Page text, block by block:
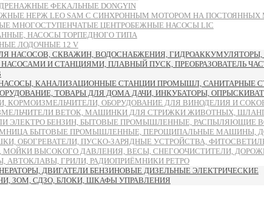
ФЕКАЛЬНЫЕ DONGYIN
НЕРЖ LEO SAM С СИНХРОННЫМ МОТОРОМ НА ПОСТОЯННЫХ
МНОГОСТУПЕНЧАТЫЕ ЦЕНТРОБЕЖНЫЕ НАСОСЫ LIC
НАСОСЫ ТОРПЕДНОГО ТИПА
ЛОДОЧНЫЕ 12 V
НАСОСОВ, СКВАЖИН, ВОДОСНАБЖЕНИЯ, ГИДРОАККУМУЛЯТОРЫ,
И СТАНЦИЯМИ, ПЛАВНЫЙ ПУСК, ПРЕОБРАЗОВАТЕЛЬ
КАНАЛИЗАЦИОННЫЕ СТАНЦИИ ПРОМЫШЛ, САНИТАРНЫЕ
ТОВАРЫ ДЛЯ ДОМА ДАЧИ, ИНКУБАТОРЫ,
КОРМОИЗМЕЛЬЧИТЕЛИ, ОБОРУДОВАНИЕ ДЛЯ ВИНОДЕЛИЯ И
ВЕТОК, МАШИНКИ ДЛЯ СТРИЖКИ ЖИВОТНЫХ,
ЭЛЕКТРО БЕНЗИН, БЫТОВЫЕ ПРОМЫШЛЕННЫЕ, РАСПЫЛЯЮЩИЕ
БЫТОВЫЕ ПРОМЫШЛЕННЫЕ, ПЕРОЩИПАЛЬНЫЕ МАШИНЫ,
ОБОГРЕВАТЕЛИ, ПУСКО-ЗАРЯДНЫЕ УСТРОЙСТВА,
ВЫСОКОГО ДАВЛЕНИЯ, ВЕСЫ, СНЕГООЧИСТИТЕЛИ,
АВТОКЛАВЫ, ГРИЛИ, РАДИОПРИЁМНИКИ РЕТРО
ДВИГАТЕЛИ БЕНЗИНОВЫЕ ДИЗЕЛЬНЫЕ ЭЛЕКТРИЧЕСКИЕ
ЗОМ, СДЗО, БЛОКИ, ШКАФЫ УПРАВЛЕНИЯ